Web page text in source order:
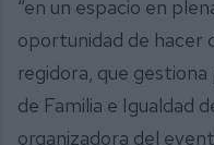
“en un espacio en
oportunidad de hacer
regidora, que
de Familia e Igualdad
organizadora del